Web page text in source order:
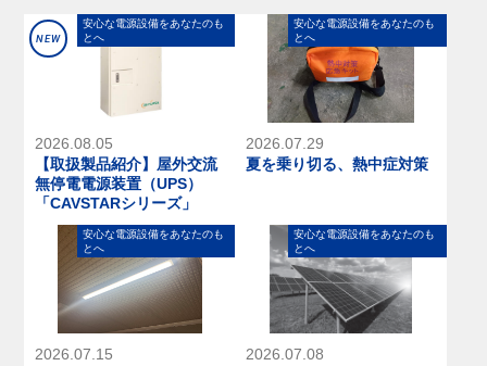
2026.08.05
【取扱製品紹介】屋外交流
無停電電源装置（UPS）
「CAVSTARシリーズ」
NEW
安⼼な電源設備をあなたのも
とへ
2026.07.29
夏を乗り切る、熱中症対策
安⼼な電源設備をあなたのも
とへ
2026.07.15
安⼼な電源設備をあなたのも
とへ
2026.07.08
安⼼な電源設備をあなたのも
とへ